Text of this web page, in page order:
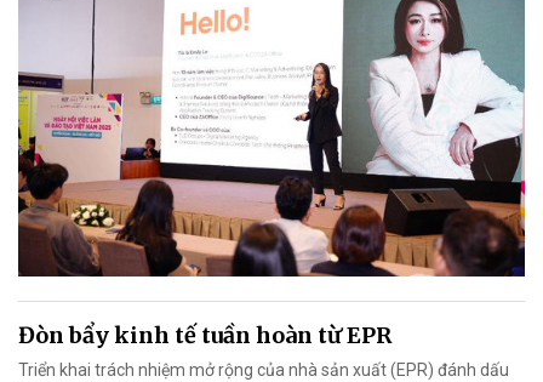
Đòn bẩy kinh tế tuần hoàn từ EPR
Triển khai trách nhiệm mở rộng của nhà sản xuất (EPR) đánh dấu